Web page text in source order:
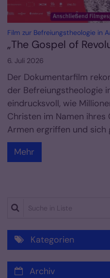
Film zur Befreiungstheologie in
„The Gospel of
6. Juli 2026
Der Dokumentarfilm
der Befreiungstheologie
eindrucksvoll, wie
Christen im Namen ihres
Armen ergriffen und sich
Mehr
Suche in Liste
Kategorien
Archiv